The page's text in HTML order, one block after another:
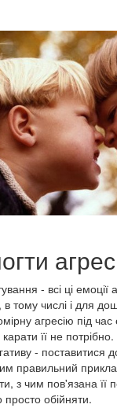
- всі ці
тому числі і для
агресію під час
її не
- поставитися
правильний
з чим пов'язана її
обійняти.